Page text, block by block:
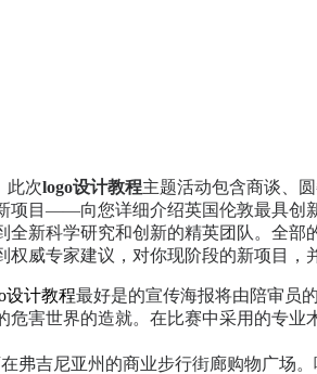
此次logo设计教程主题活动包含商谈、
项目——向您详细介绍英国伦敦最具
新科学研究和创新的精英团队。全
威专家建议，对你现阶段的新项目，
设计教程最好是的宣传海报将由陪审员
害世界的造就。在比赛中采用的专
弗吉尼亚州的商业步行街廊购物广场